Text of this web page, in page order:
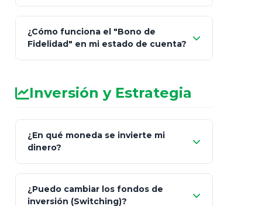
¿Cómo funciona el "Bono de
Fidelidad" en mi estado de cuenta?
Inversión y Estrategia
¿En qué moneda se invierte mi
dinero?
inflación), Dólares o Euros
¿Puedo cambiar los fondos de
inversión (Switching)?